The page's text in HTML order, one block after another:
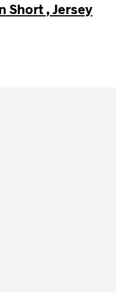
Short , Jersey